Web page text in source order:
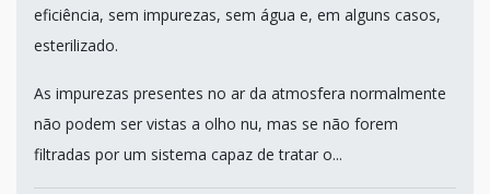
eficiência, sem impurezas, sem água e, em alguns casos,
esterilizado.
As impurezas presentes no ar da atmosfera normalmente
não podem ser vistas a olho nu, mas se não forem
filtradas por um sistema capaz de tratar o...